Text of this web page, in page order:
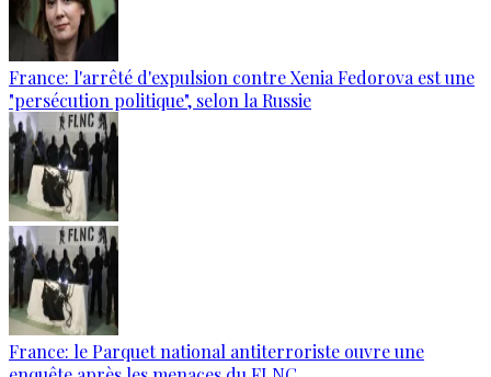
France: l'arrêté d'expulsion contre Xenia Fedorova est une
"persécution politique", selon la Russie
France: le Parquet national antiterroriste ouvre une